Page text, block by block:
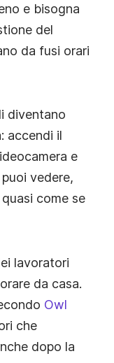
e bisogna
del
da fusi orari
diventano
accendi il
e
vedere,
come se
lavoratori
da casa.
Owl
che
dopo la